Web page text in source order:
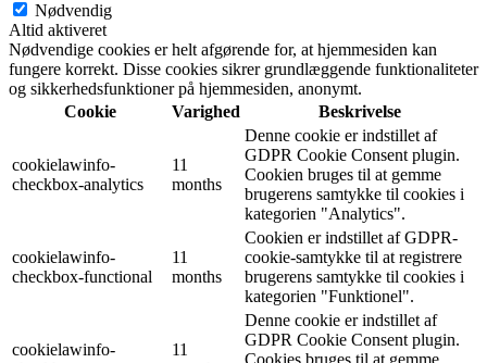
Nødvendig
Altid aktiveret
Nødvendige cookies er helt afgørende for, at hjemmesiden kan
fungere korrekt. Disse cookies sikrer grundlæggende funktionaliteter
og sikkerhedsfunktioner på hjemmesiden, anonymt.
Cookie
Varighed Beskrivelse
cookielawinfo-
checkbox-analytics
11
months
Denne cookie er indstillet af
GDPR Cookie Consent plugin.
Cookien bruges til at gemme
brugerens samtykke til cookies i
kategorien "Analytics".
cookielawinfo-
checkbox-functional
11
months
Cookien er indstillet af GDPR-
cookie-samtykke til at registrere
brugerens samtykke til cookies i
kategorien "Funktionel".
cookielawinfo-
11
Denne cookie er indstillet af
GDPR Cookie Consent plugin.
Cookies bruges til at gemme